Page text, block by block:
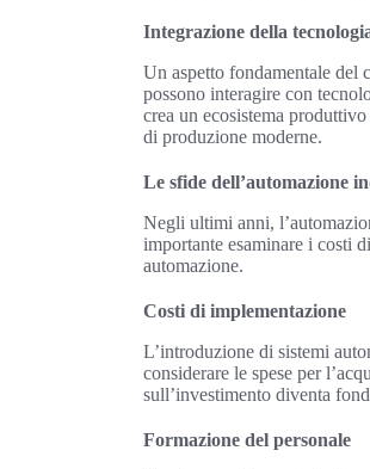
Integrazione della
Un aspetto fondamentale del
possono interagire con
crea un ecosistema
di produzione moderne.
Le sfide dell’automazione
Negli ultimi anni,
importante esaminare i costi
automazione.
Costi di implementazione
L’introduzione di sistemi
considerare le spese per
sull’investimento diventa
Formazione del personale